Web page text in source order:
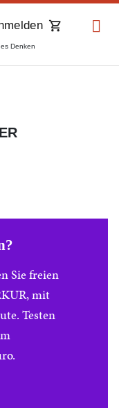
Denken
Sie freien
mit
Testen